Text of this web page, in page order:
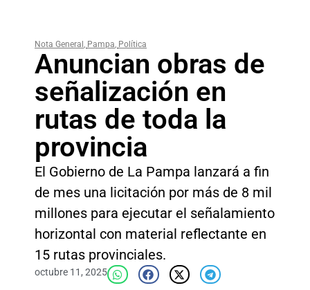
Nota General , Pampa, Política
Anuncian obras de
señalización en
rutas de toda la
provincia
El Gobierno de La Pampa lanzará a fin
de mes una licitación por más de 8 mil
millones para ejecutar el señalamiento
horizontal con material reflectante en
15 rutas provinciales.
octubre 11, 2025